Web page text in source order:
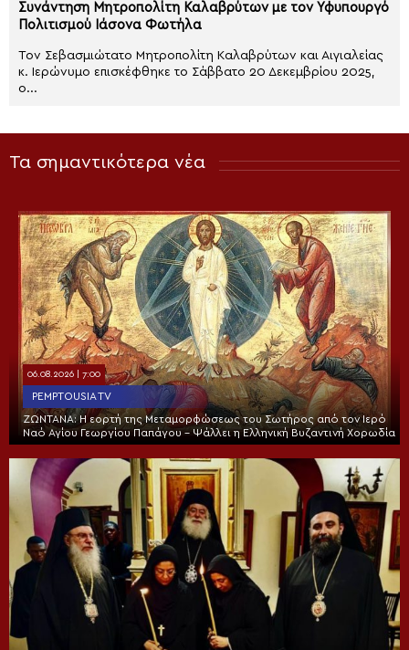
Συνάντηση Μητροπολίτη Καλαβρύτων με τον Υφυπουργό
Πολιτισμού Ιάσονα Φωτήλα
Τον Σεβασμιώτατο Μητροπολίτη Καλαβρύτων και Αιγιαλείας
κ. Ιερώνυμο επισκέφθηκε το Σάββατο 20 Δεκεμβρίου 2025,
ο...
Τα σημαντικότερα νέα
06.08.2026 | 7:00
PEMPTOUSIA TV
ΖΩΝΤΑΝΑ: Η εορτή της Μεταμορφώσεως του Σωτήρος από τον Ιερό
Ναό Αγίου Γεωργίου Παπάγου – Ψάλλει η Ελληνική Βυζαντινή Χορωδία